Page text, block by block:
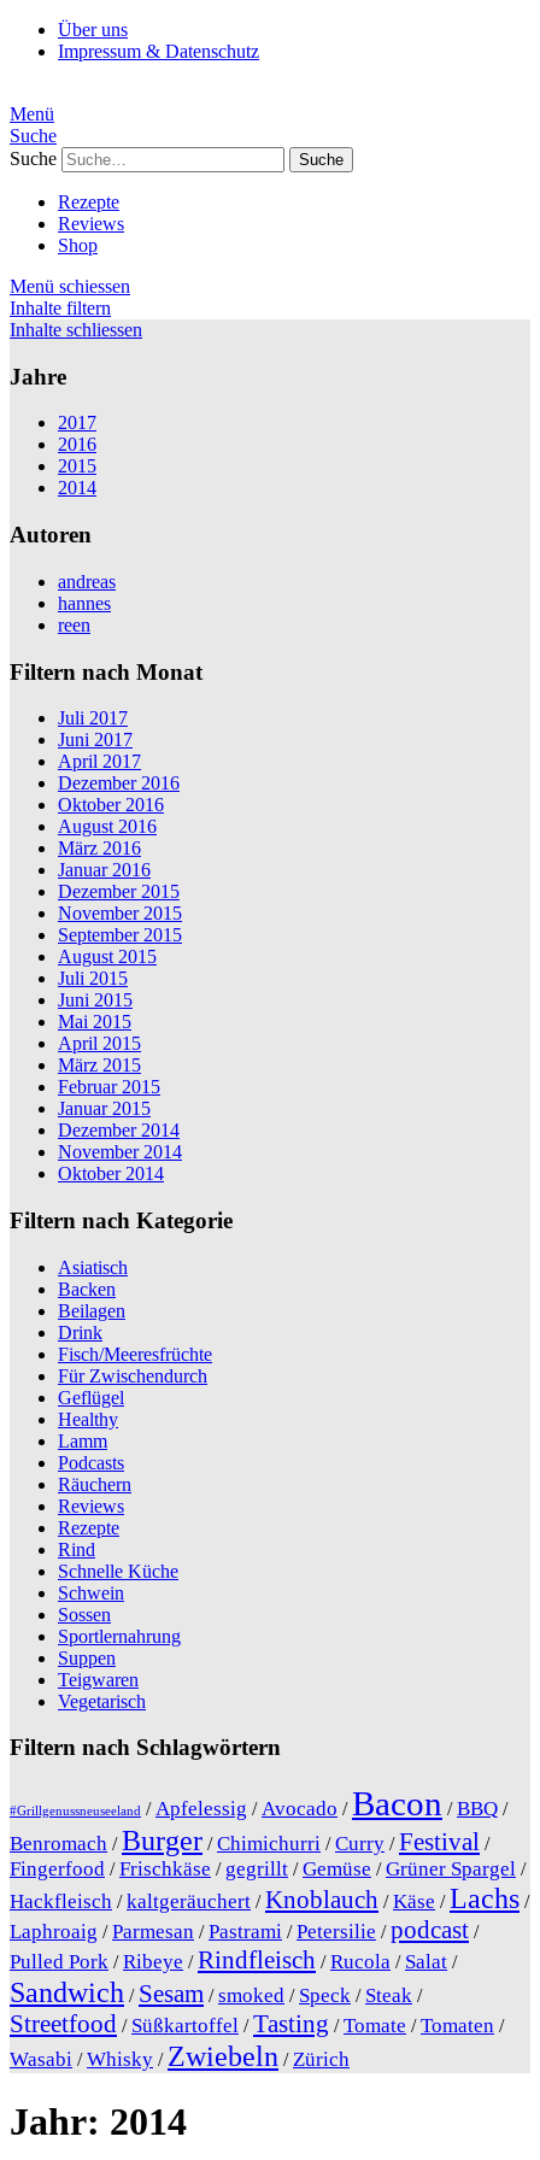
Über uns
Impressum & Datenschutz
Menü
Suche
Suche
Rezepte
Reviews
Shop
Menü schiessen
Inhalte filtern
Inhalte schliessen
Jahre
2017
2016
2015
2014
Autoren
andreas
hannes
reen
Filtern nach Monat
Juli 2017
Juni 2017
April 2017
Dezember 2016
Oktober 2016
August 2016
März 2016
Januar 2016
Dezember 2015
November 2015
September 2015
August 2015
Juli 2015
Juni 2015
Mai 2015
April 2015
März 2015
Februar 2015
Januar 2015
Dezember 2014
November 2014
Oktober 2014
Filtern nach Kategorie
Asiatisch
Backen
Beilagen
Drink
Fisch/Meeresfrüchte
Für Zwischendurch
Geflügel
Healthy
Lamm
Podcasts
Räuchern
Reviews
Rezepte
Rind
Schnelle Küche
Schwein
Sossen
Sportlernahrung
Suppen
Teigwaren
Vegetarisch
Filtern nach Schlagwörtern
#Grillgenussneuseeland /Apfelessig /Avocado /Bacon /BBQ /
Benromach /Burger /Chimichurri /Curry /Festival /
Fingerfood /Frischkäse / gegrillt /Gemüse /Grüner Spargel /
Hackfleisch /kaltgeräuchert /Knoblauch /Käse /Lachs /
Laphroaig /Parmesan /Pastrami /Petersilie /podcast /
Pulled Pork /Ribeye /Rindfleisch /Rucola / Salat /
Sandwich / Sesam /smoked / Speck / Steak /
Streetfood / Süßkartoffel /Tasting /Tomate /Tomaten /
Wasabi /Whisky / Zwiebeln /Zürich
Jahr: 2014